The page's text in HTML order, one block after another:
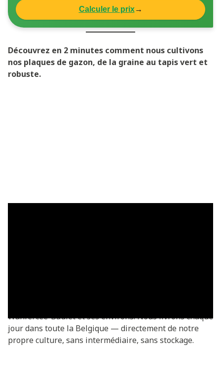
Calculer le prix→
Découvrez en 2 minutes comment nous cultivons
nos plaques de gazon, de la graine au tapis vert et
robuste.
Wanfercée-Baulet et ses environs. Nous livrons chaque
jour dans toute la Belgique — directement de notre
propre culture, sans intermédiaire, sans stockage.